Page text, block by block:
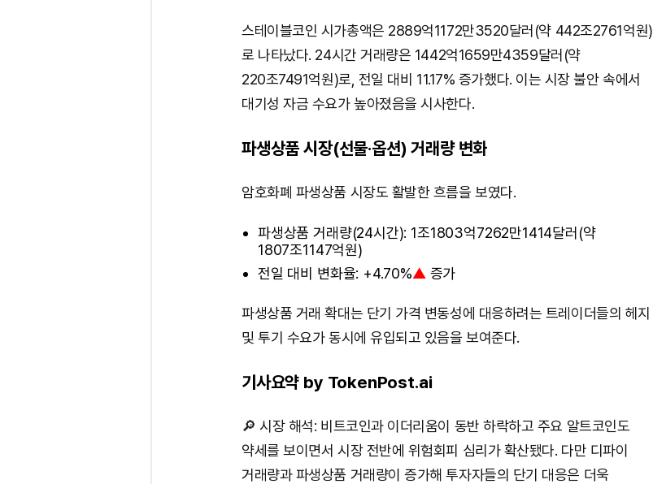
스테이블코인 시가총액은 2889억1172만3520달러(약 442조2761억원)
로 나타났다. 24시간 거래량은 1442억1659만4359달러(약
220조7491억원)로, 전일 대비 11.17% 증가했다. 이는 시장 불안 속에서
대기성 자금 수요가 높아졌음을 시사한다.
파생상품 시장(선물·옵션) 거래량 변화
암호화폐 파생상품 시장도 활발한 흐름을 보였다.
파생상품 거래량(24시간): 1조1803억7262만1414달러(약
1807조1147억원)
전일 대비 변화율: +4.70%▲ 증가
파생상품 거래 확대는 단기 가격 변동성에 대응하려는 트레이더들의 헤지
및 투기 수요가 동시에 유입되고 있음을 보여준다.
기사요약 by TokenPost.ai
🔎 시장 해석: 비트코인과 이더리움이 동반 하락하고 주요 알트코인도
약세를 보이면서 시장 전반에 위험회피 심리가 확산됐다. 다만 디파이
거래량과 파생상품 거래량이 증가해 투자자들의 단기 대응은 더욱